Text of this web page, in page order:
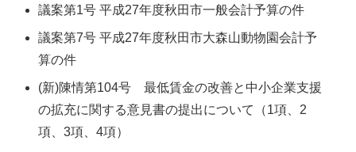
議案第1号 平成27年度秋田市一般会計予算の件
議案第7号 平成27年度秋田市大森山動物園会計予
算の件
(新)陳情第104号 最低賃金の改善と中小企業支援
の拡充に関する意見書の提出について（1項、2
項、3項、4項）